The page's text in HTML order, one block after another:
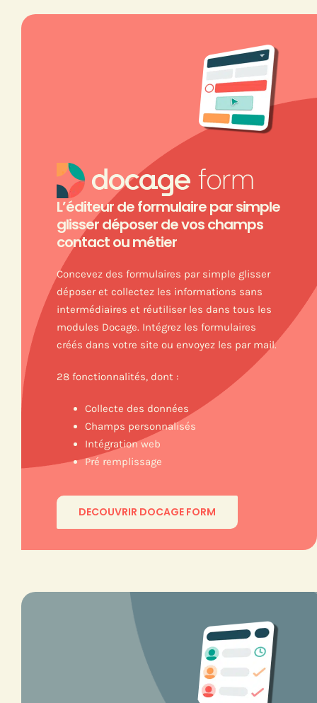
L’éditeur de formulaire par simple
glisser déposer de vos champs
contact ou métier
Concevez des formulaires par simple glisser
déposer et collectez les informations sans
intermédiaires et réutiliser les dans tous les
modules Docage. Intégrez les formulaires
créés dans votre site ou envoyez les par mail.
28 fonctionnalités, dont :
Collecte des données
Champs personnalisés
Intégration web
Pré remplissage
DECOUVRIR DOCAGE FORM